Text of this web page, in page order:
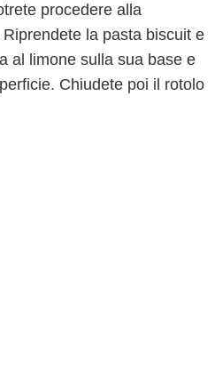
procedere alla
la pasta biscuit e
al limone sulla sua base e
Chiudete poi il rotolo